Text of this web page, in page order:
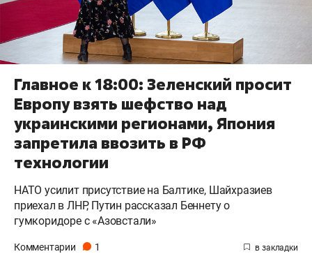
Главное к 18:00: Зеленский просит
Европу взять шефство над
украинскими регионами, Япония
запретила ввозить в РФ
технологии
НАТО усилит присутствие на Балтике, Шайхразиев
приехал в ЛНР, Путин рассказал Беннету о
гумкоридоре с «Азовстали»
Комментарии 1